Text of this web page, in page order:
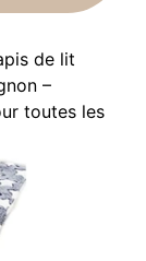
de lit
–
toutes les